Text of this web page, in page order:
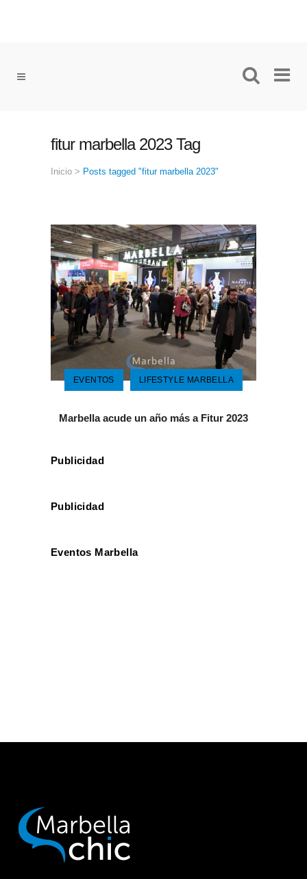
fitur marbella 2023 Tag
Inicio > Posts tagged "fitur marbella 2023"
EVENTOS LIFESTYLE MARBELLA
Marbella acude un año más a Fitur 2023
Publicidad
Publicidad
Eventos Marbella